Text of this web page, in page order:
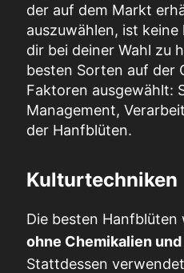
der auf dem Markt
auszuwählen, ist
dir bei deiner Wahl zu
besten Sorten auf der
Faktoren ausgewählt:
Management,
der Hanfblüten.
Kulturtechniken
Die besten
ohne Chemikalien
Stattdessen